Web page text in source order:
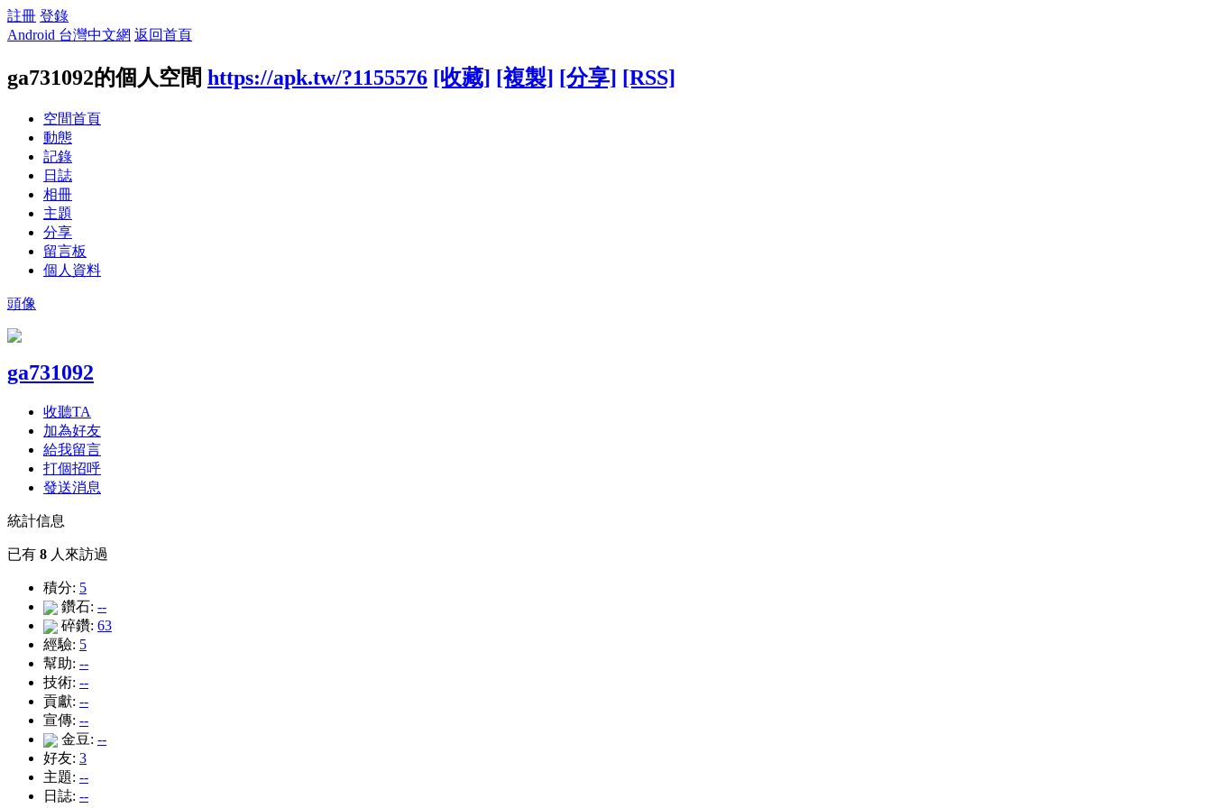
註冊 登錄
Android 台灣中文網 返回首頁
ga731092的個人空間 https://apk.tw/?1155576 [收藏] [複製] [分享] [RSS]
空間首頁
動態
記錄
日誌
相冊
主題
分享
留言板
個人資料
頭像
ga731092
收聽TA
加為好友
給我留言
打個招呼
發送消息
統計信息
已有 8 人來訪過
積分: 5
鑽石: --
碎鑽: 63
經驗: 5
幫助: --
技術: --
貢獻: --
宣傳: --
金豆: --
好友: 3
主題: --
日誌: --